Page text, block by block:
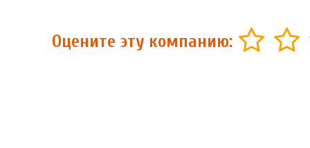
Оцените эту компанию: